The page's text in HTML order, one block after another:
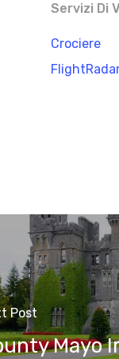
Servizi Di
Crociere
Post
Mayo